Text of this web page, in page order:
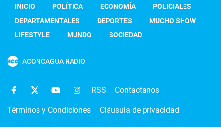
INICIO POLÍTICA ECONOMÍA
POLICIALES
DEPARTAMENTALES
DEPORTES
MUCHO SHOW
LIFESTYLE
MUNDO SOCIEDAD
ACONCAGUA RADIO
RSS Contactanos
Términos y Condiciones Cláusula de privacidad